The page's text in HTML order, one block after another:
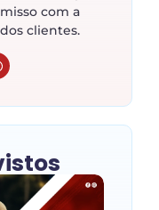
com a
clientes.